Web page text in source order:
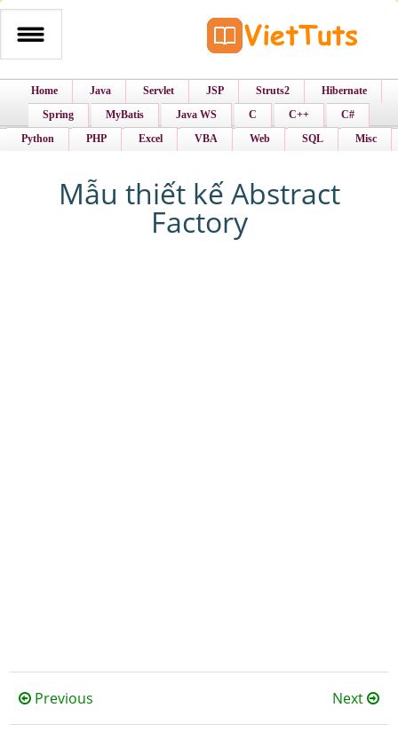
Home Java Servlet JSP Struts2
Hibernate
Spring
MyBatis Java WS C C++
C#
Python
PHP Excel VBA Web SQL Misc
Mẫu thiết kế Abstract
Factory
Previous Next